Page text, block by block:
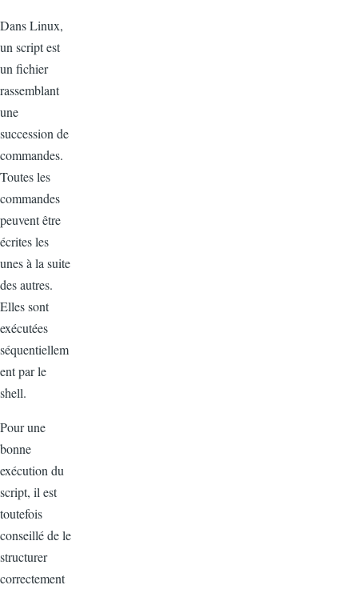
Dans Linux,
un script est
un fichier
rassemblant
une
succession de
commandes.
Toutes les
commandes
peuvent être
écrites les
unes à la suite
des autres.
Elles sont
exécutées
séquentiellem
ent par le
shell.
Pour une
bonne
exécution du
script, il est
toutefois
conseillé de le
structurer
correctement